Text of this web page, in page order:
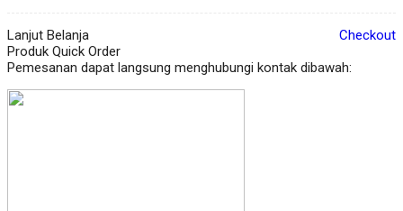
Lanjut Belanja
Checkout
Produk Quick Order
Pemesanan dapat langsung menghubungi kontak dibawah: